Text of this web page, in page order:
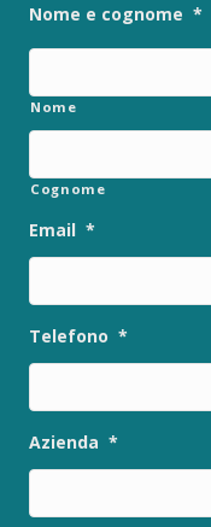
Nome e cognome *
Nome
Cognome
Email *
Telefono *
Azienda *